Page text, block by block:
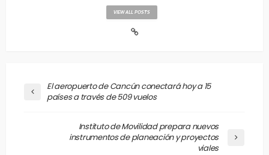
VIEW ALL POSTS
El aeropuerto de Cancún conectará hoy a 15
países a través de 509 vuelos
Instituto de Movilidad prepara nuevos
instrumentos de planeación y proyectos
viales